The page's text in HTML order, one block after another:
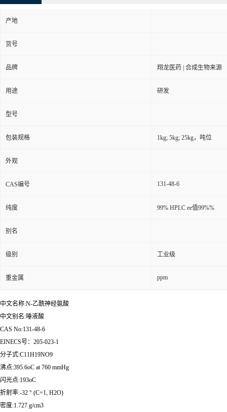
产地
货号
品牌 翔龙医药 | 合成生物来源
用途 研发
型号
包装规格 1kg; 5kg; 25kg，吨位
外观
CAS编号 131-48-6
纯度 99% HPLC ee值99%%
别名
级别 工业级
重金属 ppm
中文名称:N-乙酰神经氨酸
中文别名:唾液酸
CAS No:131-48-6
EINECS号：205-023-1
分子式:C11H19NO9
沸点:395.6oC at 760 mmHg
闪光点:193oC
折射率:-32 ° (C=1, H2O)
密度:1.727 g/cm3